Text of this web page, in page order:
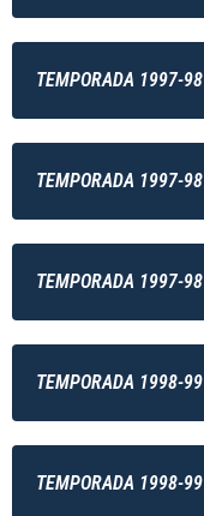
TEMPORADA 1997-98
TEMPORADA 1997-98
TEMPORADA 1997-98
TEMPORADA 1998-99
TEMPORADA 1998-99